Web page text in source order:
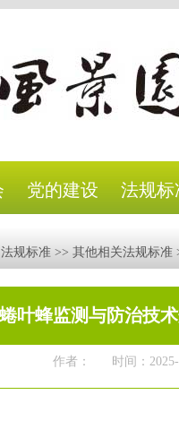
党的建设 法规标
法规标准 >> 其他相关法规标准
叶蜂监测与防治技术
作者： 时间：